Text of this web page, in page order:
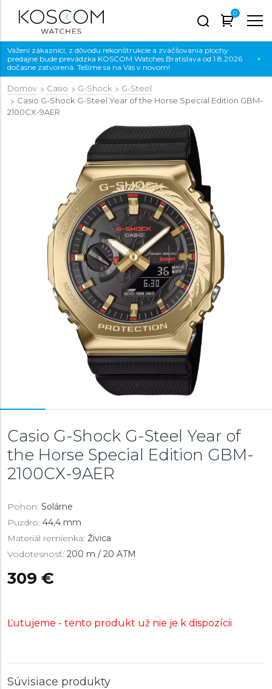
0
Vážení zákazníci, z dôvodu rekonštrukcie a zväčšovania plochy
predajne bude prevádzka KOSCOM Watches Bratislava od 1.8.2026
dočasne zatvorená. Tešíme sa na Vás v novom!
×
Domov Casio G-Shock
G-Steel
Casio G-Shock G-Steel Year of the Horse Special Edition GBM-
2100CX-9AER
Casio G-Shock G-Steel Year of
the Horse Special Edition GBM-
2100CX-9AER
Pohon: Solárne
Puzdro: 44,4 mm
Materiál remienka: Živica
Vodotesnosť: 200 m / 20 ATM
309 €
Ľutujeme - tento produkt už nie je k dispozícii
Súvisiace produkty